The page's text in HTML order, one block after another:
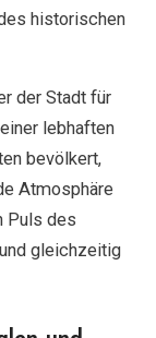
historischen
der Stadt für
lebhaften
bevölkert,
Atmosphäre
Puls des
gleichzeitig